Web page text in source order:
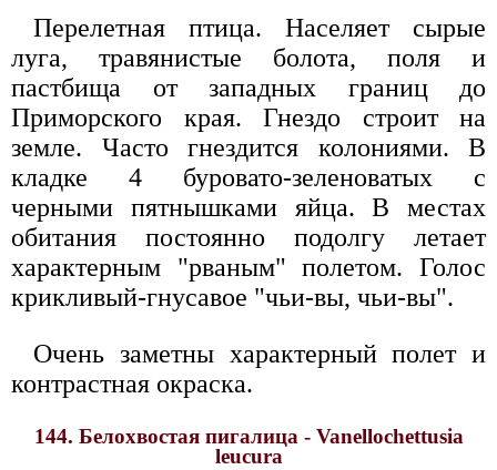
Перелетная птица. Населяет сырые
луга, травянистые болота, поля и
пастбища от западных границ до
Приморского края. Гнездо строит на
земле. Часто гнездится колониями. В
кладке 4 буровато-зеленоватых с
черными пятнышками яйца. В местах
обитания постоянно подолгу летает
характерным "рваным" полетом. Голос
крикливый-гнусавое "чьи-вы, чьи-вы".
Очень заметны характерный полет и
контрастная окраска.
144. Белохвостая пигалица - Vanellochettusia
leucura